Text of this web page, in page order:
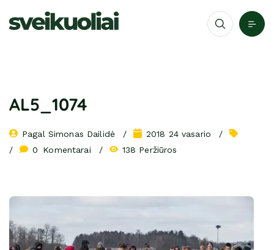
AL5_1074
Pagal Simonas Dailidė
2018 24 vasario
0
Komentarai 138 Peržiūros